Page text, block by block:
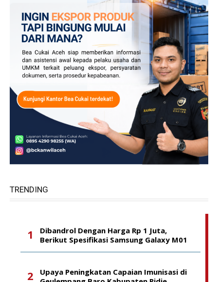
TRENDING
Dibandrol Dengan Harga Rp 1 Juta,
Berikut Spesifikasi Samsung Galaxy M01
Upaya Peningkatan Capaian Imunisasi di